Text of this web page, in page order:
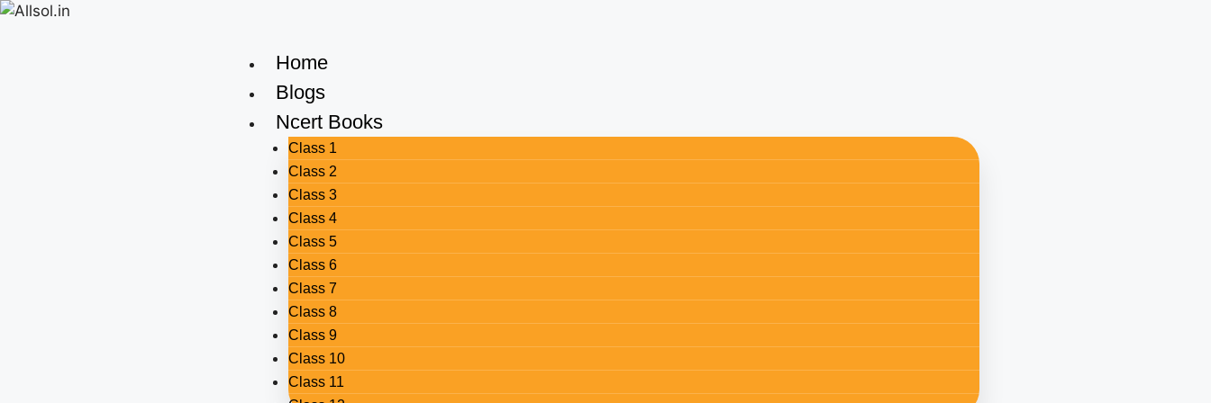
Home
Blogs
Ncert Books
Class 1
Class 2
Class 3
Class 4
Class 5
Class 6
Class 7
Class 8
Class 9
Class 10
Class 11